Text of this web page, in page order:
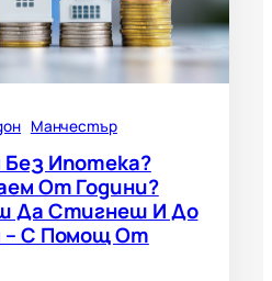
Манчестър
Ипотека?
От Години?
Да Стигнеш И До
– С Помощ От